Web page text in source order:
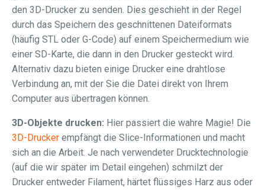
den 3D-Drucker zu senden. Dies geschieht in der Regel
durch das Speichern des geschnittenen Dateiformats
(häufig STL oder G-Code) auf einem Speichermedium wie
einer SD-Karte, die dann in den Drucker gesteckt wird.
Alternativ dazu bieten einige Drucker eine drahtlose
Verbindung an, mit der Sie die Datei direkt von Ihrem
Computer aus übertragen können.
3D-Objekte drucken: Hier passiert die wahre Magie! Die
3D-Drucker empfängt die Slice-Informationen und macht
sich an die Arbeit. Je nach verwendeter Drucktechnologie
(auf die wir später im Detail eingehen) schmilzt der
Drucker entweder Filament, härtet flüssiges Harz aus oder